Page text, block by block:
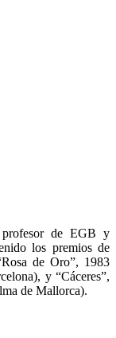
de EGB y
los premios de
de Oro”, 1983
y “Cáceres”,
de Mallorca).